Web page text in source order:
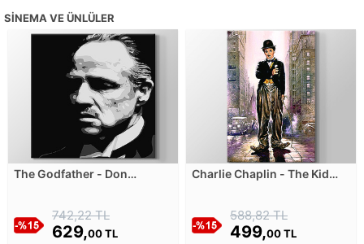
SINEMA VE ÜNLÜLER
The Godfather - Don
742,22 TL
629,00 TL
Charlie Chaplin - The Kid
588,82 TL
499,00 TL